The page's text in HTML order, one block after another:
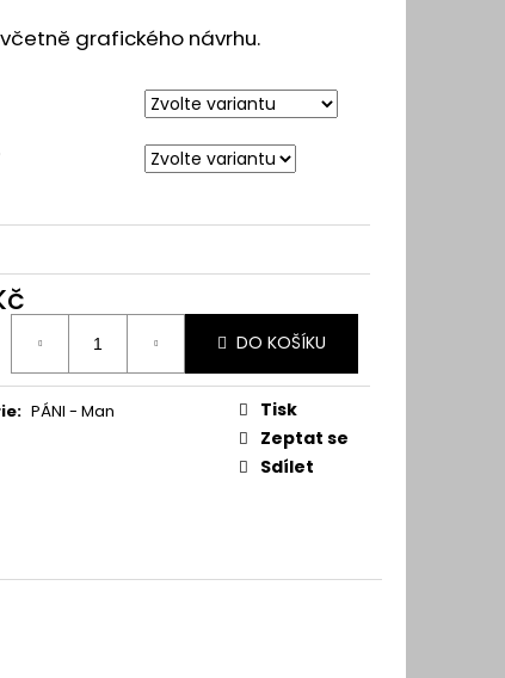
grafického návrhu.
DO KOŠÍKU
: PÁNI - Man
Tisk
Zeptat se
Sdílet